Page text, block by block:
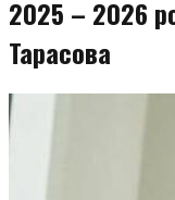
2025 – 2026
Тарасова